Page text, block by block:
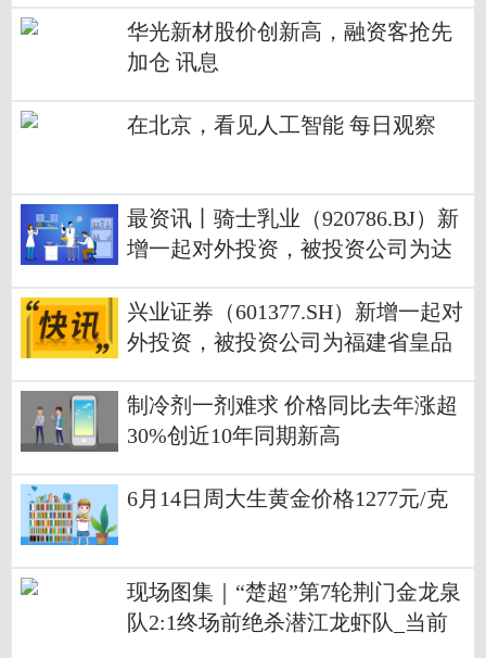
华光新材股价创新高，融资客抢先
加仓 讯息
在北京，看见人工智能 每日观察
最资讯丨骑士乳业（920786.BJ）新
增一起对外投资，被投资公司为达
兴业证券（601377.SH）新增一起对
外投资，被投资公司为福建省皇品
制冷剂一剂难求 价格同比去年涨超
30%创近10年同期新高
6月14日周大生黄金价格1277元/克
现场图集｜“楚超”第7轮荆门金龙泉
队2:1终场前绝杀潜江龙虾队_当前